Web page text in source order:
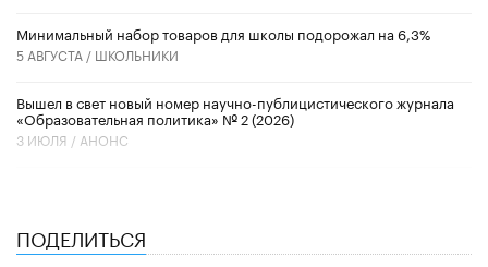
Минимальный набор товаров для школы подорожал на 6,3%
5 АВГУСТА / ШКОЛЬНИКИ
Вышел в свет новый номер научно-публицистического журнала
«Образовательная политика» № 2 (2026)
3 ИЮЛЯ / АНОНС
ПОДЕЛИТЬСЯ